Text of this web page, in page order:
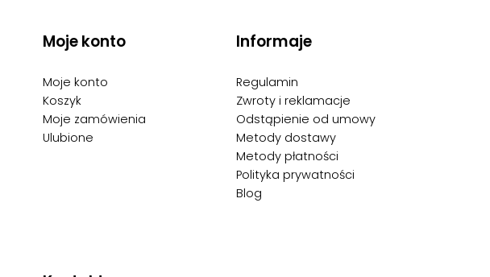
Moje konto
Moje konto
Koszyk
Moje zamówienia
Ulubione
Informaje
Regulamin
Zwroty i reklamacje
Odstąpienie od umowy
Metody dostawy
Metody płatności
Polityka prywatności
Blog